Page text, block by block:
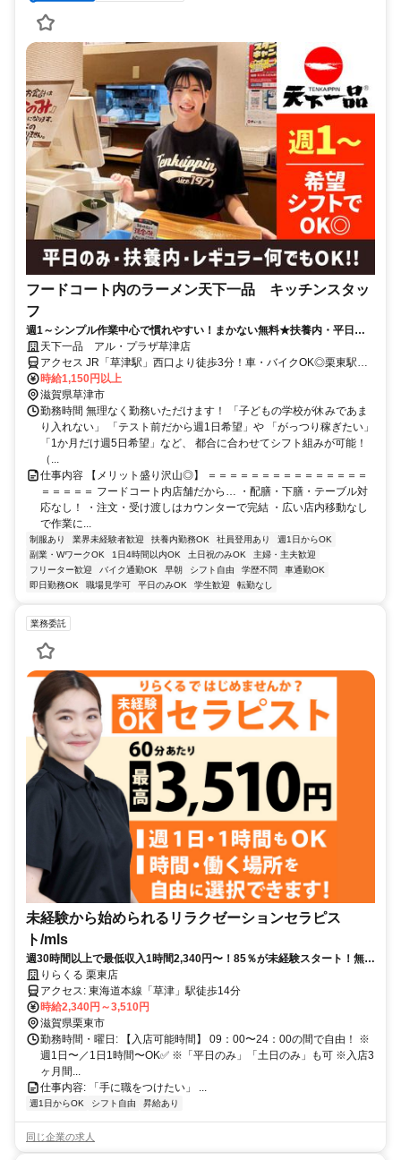
フードコート内のラーメン天下一品 キッチンスタッ
フ
週1～シンプル作業中心で慣れやすい！まかない無料★扶養内・平日の
み・Wワーク等融通も抜群です◎
天下一品 アル・プラザ草津店
アクセス JR「草津駅」西口より徒歩3分！車・バイクOK◎栗東駅・
南草津駅からバイク・自転車で約10～15分！（アル・プラザ草津
店）
時給1,150円以上
滋賀県草津市
勤務時間 無理なく勤務いただけます！ 「子どもの学校が休みであま
り入れない」 「テスト前だから週1日希望」や 「がっつり稼ぎたい」
「1か月だけ週5日希望」など、 都合に合わせてシフト組みが可能！
（...
仕事内容 【メリット盛り沢山◎】 ＝＝＝＝＝＝＝＝＝＝＝＝＝＝＝
＝＝＝＝＝ フードコート内店舗だから… ・配膳・下膳・テーブル対
応なし！ ・注文・受け渡しはカウンターで完結 ・広い店内移動なし
で作業に...
制服あり 業界未経験者歓迎 扶養内勤務OK 社員登用あり
週1日からOK
副業・WワークOK
1日4時間以内OK 土日祝のみOK
主婦・主夫歓迎
フリーター歓迎
バイク通勤OK 早朝 シフト自由 学歴不問
車通勤OK
即日勤務OK
職場見学可 平日のみOK 学生歓迎 転勤なし
業務委託
未経験から始められるリラクゼーションセラピス
ト/mls
週30時間以上で最低収入1時間2,340円〜！85％が未経験スタート！無料
トレで一生モノの技術を習得✅好きな時間に収入を得られます⏰【滋賀
県栗東市小柿】
りらくる 栗東店
アクセス: 東海道本線「草津」駅徒歩14分
時給2,340円～3,510円
滋賀県栗東市
勤務時間・曜日: 【入店可能時間】 09：00〜24：00の間で自由！ ※
週1日〜／1日1時間〜OK✅ ※「平日のみ」「土日のみ」も可 ※入店3
ヶ月間...
仕事内容: 「手に職をつけたい」 ...
週1日からOK シフト自由 昇給あり
同じ企業の求人